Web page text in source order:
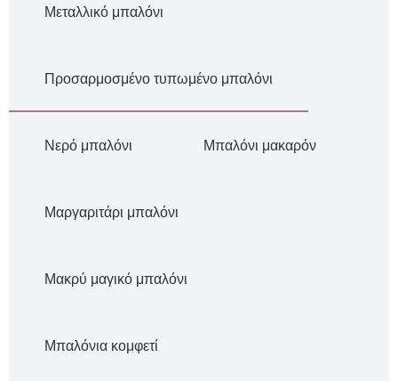
Μεταλλικό μπαλόνι
Προσαρμοσμένο τυπωμένο μπαλόνι
Νερό μπαλόνι Μπαλόνι μακαρόν
Μαργαριτάρι μπαλόνι
Μακρύ μαγικό μπαλόνι
Μπαλόνια κομφετί